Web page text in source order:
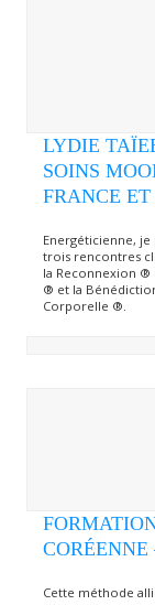
LYDIE
SOINS
FRANCE
Energéticienne,
trois rencontres
la Reconnexion ®
® et la
Corporelle ®.
Cette méthode